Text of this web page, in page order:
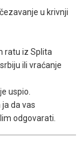
u krivnji
ratu iz Splita
ili vraćanje
uspio.
da vas
odgovarati.